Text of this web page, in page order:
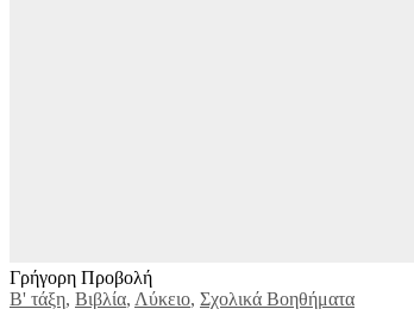
Γρήγορη Προβολή
Β' τάξη, Βιβλία, Λύκειο, Σχολικά Βοηθήματα